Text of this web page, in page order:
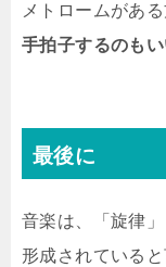
メトロームがあ
手拍子するのもい
最後に
音楽は、「旋律
形成されていると